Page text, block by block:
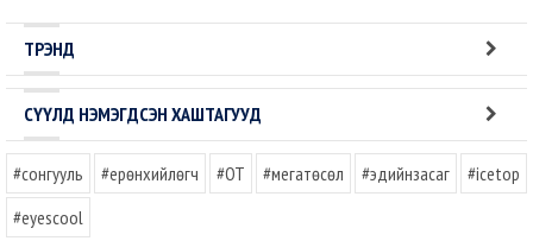
ТРЭНД
СҮҮЛД НЭМЭГДСЭН ХАШТАГУУД
#сонгууль #ерөнхийлөгч #OT #мегатөсөл #эдийнзасаг
#icetop
#eyescool